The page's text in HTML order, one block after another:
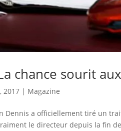
chance sourit
2017 | Magazine
Dennis a officiellement tiré un
le directeur depuis la fin